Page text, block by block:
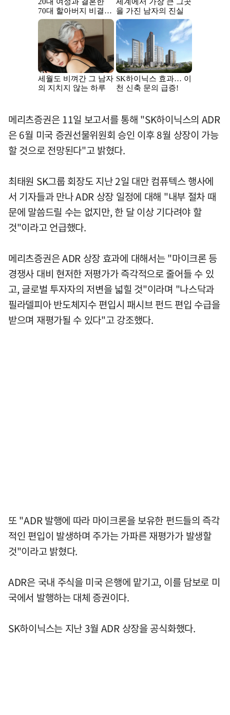
메리츠증권은 11일 보고서를 통해 "SK하이닉스의 ADR
은 6월 미국 증권선물위원회 승인 이후 8월 상장이 가능
할 것으로 전망된다"고 밝혔다.
최태원 SK그룹 회장도 지난 2일 대만 컴퓨텍스 행사에
서 기자들과 만나 ADR 상장 일정에 대해 "내부 절차 때
문에 말씀드릴 수는 없지만, 한 달 이상 기다려야 할
것"이라고 언급했다.
메리츠증권은 ADR 상장 효과에 대해서는 "마이크론 등
경쟁사 대비 현저한 저평가가 즉각적으로 줄어들 수 있
고, 글로벌 투자자의 저변을 넓힐 것"이라며 "나스닥과
필라델피아 반도체지수 편입시 패시브 펀드 편입 수급을
받으며 재평가될 수 있다"고 강조했다.
또 "ADR 발행에 따라 마이크론을 보유한 펀드들의 즉각
적인 편입이 발생하며 주가는 가파른 재평가가 발생할
것"이라고 밝혔다.
ADR은 국내 주식을 미국 은행에 맡기고, 이를 담보로 미
국에서 발행하는 대체 증권이다.
SK하이닉스는 지난 3월 ADR 상장을 공식화했다.